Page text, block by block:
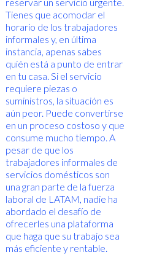
Tienes que acomodar el
horario de los trabajadores
informales y, en última
instancia, apenas sabes
quién está a punto de entrar
en tu casa. Si el servicio
requiere piezas o
suministros, la situación es
aún peor. Puede convertirse
en un proceso costoso y que
consume mucho tiempo. A
pesar de que los
trabajadores informales de
servicios domésticos son
una gran parte de la fuerza
laboral de LATAM, nadie ha
abordado el desafío de
ofrecerles una plataforma
que haga que su trabajo sea
más eficiente y rentable.